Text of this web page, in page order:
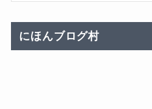
にほんブログ村